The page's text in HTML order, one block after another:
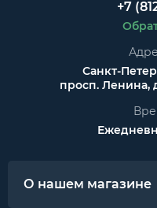
+7
Санкт-
просп. Ленина,
О нашем магазине